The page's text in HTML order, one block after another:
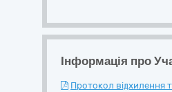
Інформація про
Протокол відхилення